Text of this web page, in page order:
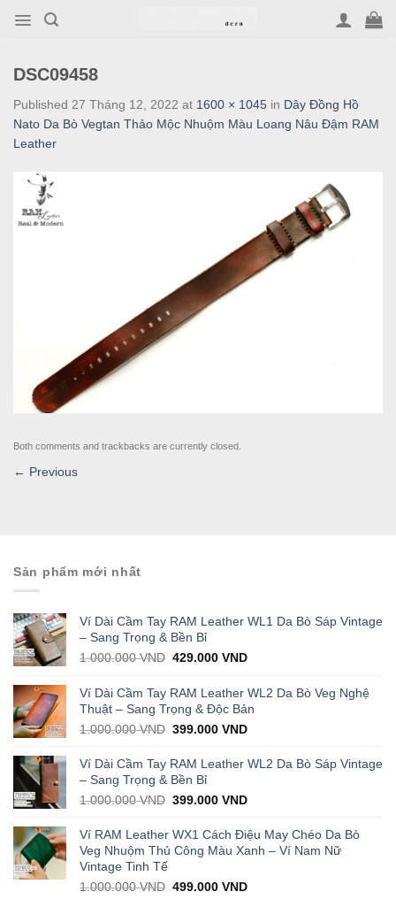
DSC09458
Published 27 Tháng 12, 2022 at 1600 × 1045 in Dây Đồng Hồ
Nato Da Bò Vegtan Thảo Mộc Nhuộm Màu Loang Nâu Đậm RAM
Leather
Both comments and trackbacks are currently closed.
← Previous
Sản phẩm mới nhất
Ví Dài Cầm Tay RAM Leather WL1 Da Bò Sáp Vintage
– Sang Trọng & Bền Bỉ
1.000.000VND Original
was:
1.000.000 VND.
429.000VNDCurrent
is:
429.000 VND.
Ví Dài Cầm Tay RAM Leather WL2 Da Bò Veg Nghệ
Thuật – Sang Trọng & Độc Bản
1.000.000VND Original
was:
1.000.000 VND.
399.000VNDCurrent
is:
Ví Dài Cầm Tay RAM Leather WL2 Da Bò Sáp Vintage
– Sang Trọng & Bền Bỉ
1.000.000VND Original
was:
1.000.000 VND.
399.000VNDCurrent
is:
399.000 VND.
Ví RAM Leather WX1 Cách Điệu May Chéo Da Bò
Veg Nhuộm Thủ Công Màu Xanh – Ví Nam Nữ
Vintage Tinh Tế
1.000.000VND Original
499.000VNDCurrent